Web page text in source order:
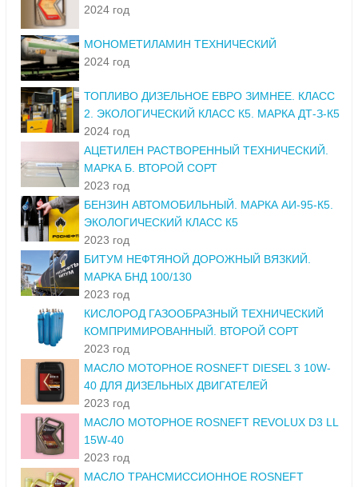
2024 год
МОНОМЕТИЛАМИН ТЕХНИЧЕСКИЙ
2024 год
ТОПЛИВО ДИЗЕЛЬНОЕ ЕВРО ЗИМНЕЕ. КЛАСС
2. ЭКОЛОГИЧЕСКИЙ КЛАСС К5. МАРКА ДТ-З-К5
2024 год
АЦЕТИЛЕН РАСТВОРЕННЫЙ ТЕХНИЧЕСКИЙ.
МАРКА Б. ВТОРОЙ СОРТ
2023 год
БЕНЗИН АВТОМОБИЛЬНЫЙ. МАРКА АИ-95-К5.
ЭКОЛОГИЧЕСКИЙ КЛАСС К5
2023 год
БИТУМ НЕФТЯНОЙ ДОРОЖНЫЙ ВЯЗКИЙ.
МАРКА БНД 100/130
2023 год
КИСЛОРОД ГАЗООБРАЗНЫЙ ТЕХНИЧЕСКИЙ
КОМПРИМИРОВАННЫЙ. ВТОРОЙ СОРТ
2023 год
МАСЛО МОТОРНОЕ ROSNEFT DIESEL 3 10W-
40 ДЛЯ ДИЗЕЛЬНЫХ ДВИГАТЕЛЕЙ
2023 год
МАСЛО МОТОРНОЕ ROSNEFT REVOLUX D3 LL
15W-40
2023 год
МАСЛО ТРАНСМИССИОННОЕ ROSNEFT